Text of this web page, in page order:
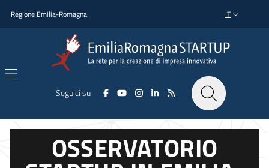
Regione Emilia-Romagna SELETTORE
IT
Seguici su
OSSERVATORIO